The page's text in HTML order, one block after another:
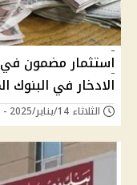
الادخار في البنوك
الثلاثاء 14/يناير/2025 - 06:01 م